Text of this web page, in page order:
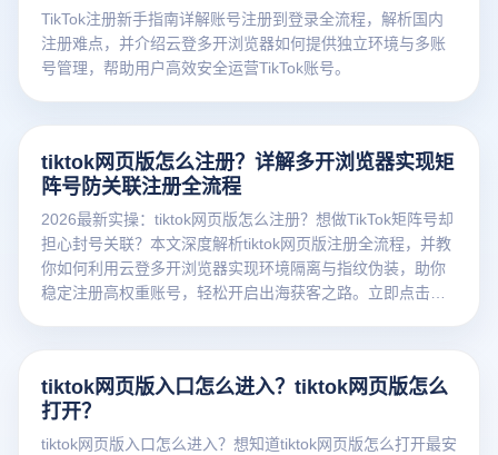
TikTok注册新手指南详解账号注册到登录全流程，解析国内
注册难点，并介绍云登多开浏览器如何提供独立环境与多账
号管理，帮助用户高效安全运营TikTok账号。
tiktok网页版怎么注册？详解多开浏览器实现矩
阵号防关联注册全流程
2026最新实操：tiktok网页版怎么注册？想做TikTok矩阵号却
担心封号关联？本文深度解析tiktok网页版注册全流程，并教
你如何利用云登多开浏览器实现环境隔离与指纹伪装，助你
稳定注册高权重账号，轻松开启出海获客之路。立即点击查
tiktok网页版入口怎么进入？tiktok网页版怎么
打开？
tiktok网页版入口怎么进入？想知道tiktok网页版怎么打开最安